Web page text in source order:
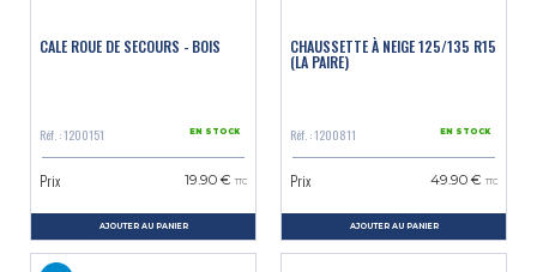
CALE ROUE DE SECOURS - BOIS
Réf. : 1200151 EN STOCK
Prix 19.90 € TTC
AJOUTER AU PANIER
CHAUSSETTE À NEIGE 125/135 R15
(LA PAIRE)
Réf. : 1200811 EN STOCK
Prix 49.90 € TTC
AJOUTER AU PANIER